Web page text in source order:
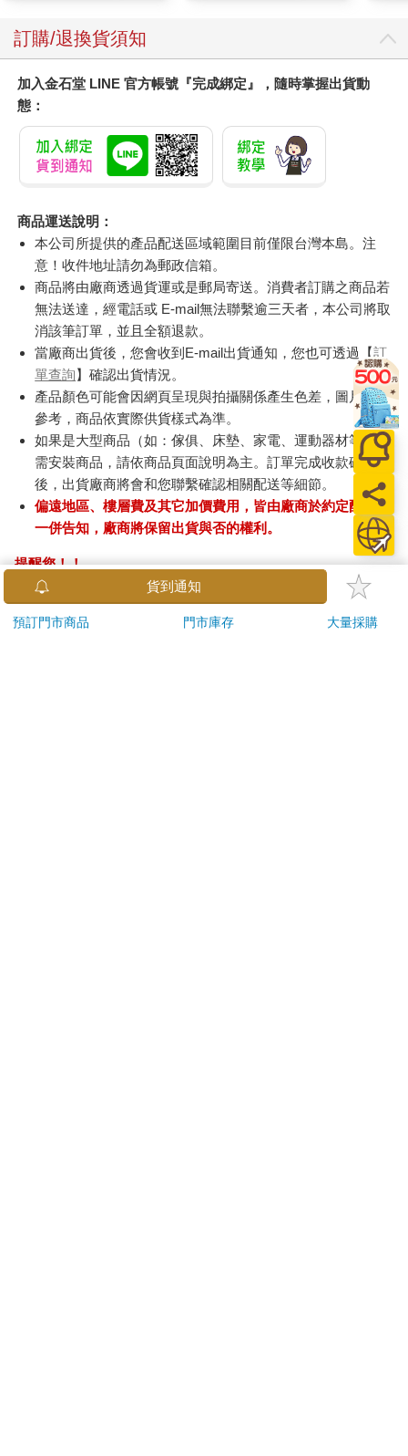
訂購/退換貨須知
加入金石堂 LINE 官方帳號『完成綁定』，隨時掌握出貨動
態：
商品運送說明：
本公司所提供的產品配送區域範圍目前僅限台灣本島。注
意！收件地址請勿為郵政信箱。
商品將由廠商透過貨運或是郵局寄送。消費者訂購之商品若
無法送達，經電話或 E-mail無法聯繫逾三天者，本公司將取
消該筆訂單，並且全額退款。
當廠商出貨後，您會收到E-mail出貨通知，您也可透過【訂
單查詢】確認出貨情況。
產品顏色可能會因網頁呈現與拍攝關係產生色差，圖片僅供
參考，商品依實際供貨樣式為準。
如果是大型商品（如：傢俱、床墊、家電、運動器材等）及
需安裝商品，請依商品頁面說明為主。訂單完成收款確認
後，出貨廠商將會和您聯繫確認相關配送等細節。
偏遠地區、樓層費及其它加價費用，皆由廠商於約定配送時
一併告知，廠商將保留出貨與否的權利。
提醒您！！
金石堂及銀行均不會請您操作ATM! 如接獲電話要求您前往
ATM提款機，請不要聽從指示，以免受騙上當！
貨到通知
預訂門市商品 門市庫存 大量採購